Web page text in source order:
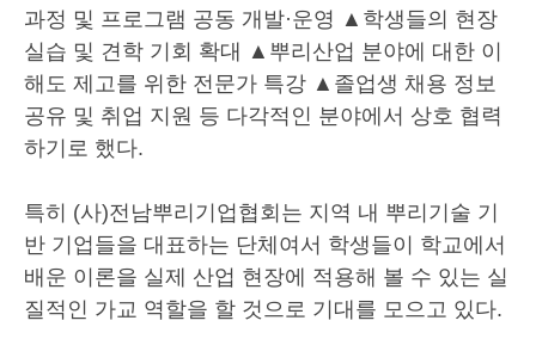
과정 및 프로그램 공동 개발·운영 ▲학생들의 현장
실습 및 견학 기회 확대 ▲뿌리산업 분야에 대한 이
해도 제고를 위한 전문가 특강 ▲졸업생 채용 정보
공유 및 취업 지원 등 다각적인 분야에서 상호 협력
하기로 했다.
특히 (사)전남뿌리기업협회는 지역 내 뿌리기술 기
반 기업들을 대표하는 단체여서 학생들이 학교에서
배운 이론을 실제 산업 현장에 적용해 볼 수 있는 실
질적인 가교 역할을 할 것으로 기대를 모으고 있다.